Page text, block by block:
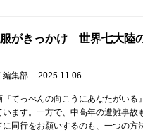
がきっかけ 世界七大陸
編集部 2025.11.06
てっぺんの向こうにあなたがいる
ます。一方で、中高年の遭難事故
に同行をお願いするのも、一つの